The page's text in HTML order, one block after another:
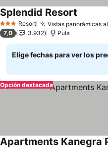
3 EstrellasResort Vistas panorámicas
Splendid Resort
7,0 3.932 Pula
Elige fechas para ver los
Opción destacada
Apartments Kanegra